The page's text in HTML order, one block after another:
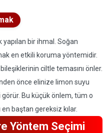
bir ihmal. Soğan
en etkili koruma yöntemidir.
ciltle temasını önler.
önce elinize limon suyu
Bu küçük önlem, tüm o
baştan gereksiz kılar.
Yöntem Seçimi